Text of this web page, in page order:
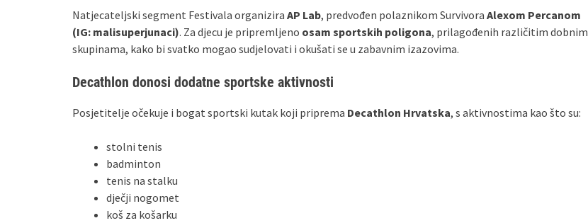
Natjecateljski segment Festivala organizira AP Lab, predvođen polaznikom Survivora Alexom Percanom
(IG: malisuperjunaci). Za djecu je pripremljeno osam sportskih poligona, prilagođenih različitim dobnim
skupinama, kako bi svatko mogao sudjelovati i okušati se u zabavnim izazovima.
Decathlon donosi dodatne sportske aktivnosti
Posjetitelje očekuje i bogat sportski kutak koji priprema Decathlon Hrvatska, s aktivnostima kao što su:
stolni tenis
badminton
tenis na stalku
dječji nogomet
koš za košarku